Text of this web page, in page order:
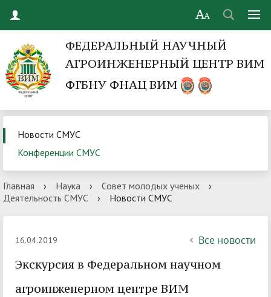
ФЕДЕРАЛЬНЫЙ НАУЧНЫЙ
АГРОИНЖЕНЕРНЫЙ ЦЕНТР ВИМ
ФГБНУ ФНАЦ ВИМ
Новости СМУС
Конференции СМУС
Главная › Наука › Совет молодых ученых
›
Деятельность СМУС
› Новости СМУС
16.04.2019 Все новости
Экскурсия в Федеральном научном
агроинженерном центре ВИМ